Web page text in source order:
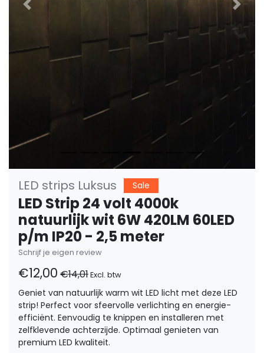
Vorige
LED strips Luksus Sale
LED Strip 24 volt 4000k
natuurlijk wit 6W 420LM 60LED
p/m IP20 - 2,5 meter
Schrijf je eigen review
€12,00 €14,01Excl. btw
Geniet van natuurlijk warm wit LED licht met deze LED
strip! Perfect voor sfeervolle verlichting en energie-
efficiënt. Eenvoudig te knippen en installeren met
zelfklevende achterzijde. Optimaal genieten van
premium LED kwaliteit.